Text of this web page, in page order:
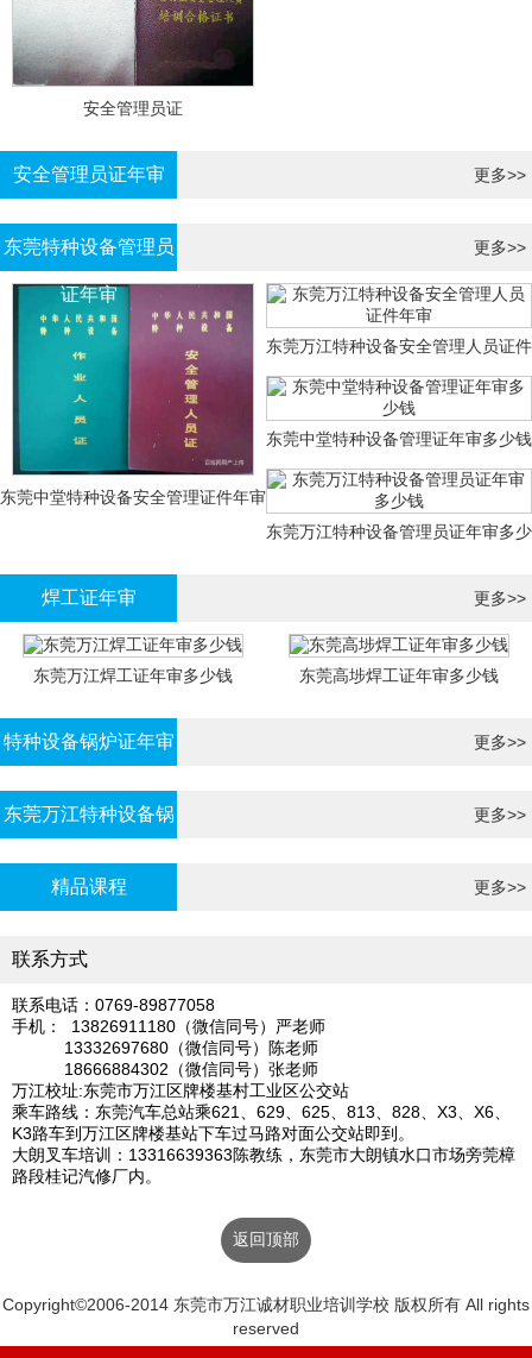
安全管理员证
安全管理员证年审 更多>>
东莞特种设备管理员
证年审
更多>>
东莞中堂特种设备安全管理证件年审
东莞万江特种设备安全管理人员证件
年审
东莞中堂特种设备管理证年审多少钱
东莞万江特种设备管理员证年审多少
焊工证年审 更多>>
东莞万江焊工证年审多少钱 东莞高埗焊工证年审多少钱
特种设备锅炉证年审 更多>>
东莞万江特种设备锅
炉证年审
更多>>
精品课程 更多>>
联系方式
联系电话：0769-89877058
手机： 13826911180（微信同号）严老师
13332697680（微信同号）陈老师
18666884302（微信同号）张老师
万江校址:东莞市万江区牌楼基村工业区公交站
乘车路线：东莞汽车总站乘621、629、625、813、828、X3、X6、
K3路车到万江区牌楼基站下车过马路对面公交站即到。
大朗叉车培训：13316639363陈教练，东莞市大朗镇水口市场旁莞樟
路段桂记汽修厂内。
返回顶部
Copyright©2006-2014 东莞市万江诚材职业培训学校 版权所有 All rights
reserved